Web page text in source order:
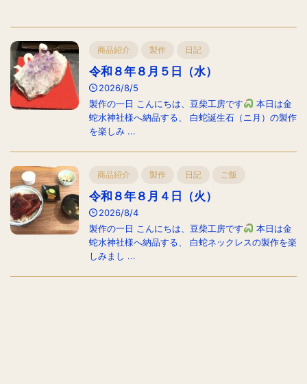
商品紹介 製作 日記
令和８年８月５日（水）
2026/8/5
製作の一日 こんにちは、豆柴工房です
本日は金
蛇水神社様へ納品する、 白蛇誕生石（ニ月）の製作
を楽しみ ...
商品紹介 製作 日記 ご飯
令和８年８月４日（火）
2026/8/4
製作の一日 こんにちは、豆柴工房です
本日は金
蛇水神社様へ納品する、 白蛇ネックレスの製作を楽
しみまし ...